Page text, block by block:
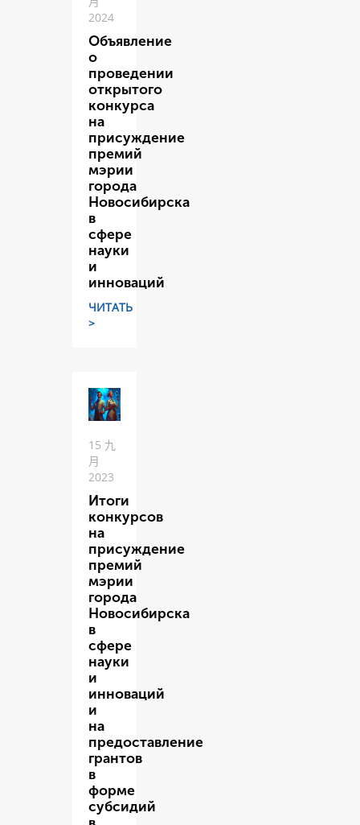
2024
Объявление
о
проведении
открытого
конкурса
на
присуждение
премий
мэрии
города
Новосибирска
в
сфере
науки
и
инноваций
ЧИТАТЬ
>
15 九
月
2023
Итоги
конкурсов
на
присуждение
премий
мэрии
города
Новосибирска
в
сфере
науки
и
инноваций
и
на
предоставление
грантов
в
форме
субсидий